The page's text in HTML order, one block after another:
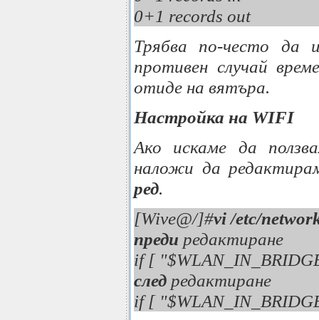
0+1 records out
Трябва по-често да
противен случай
отиде на вятъра.
Настройка на WIFI
Ако искаме да
наложи да
ред.
[Wive@/]#vi /etc/
преди редактиране
if [
след редактиране
if [